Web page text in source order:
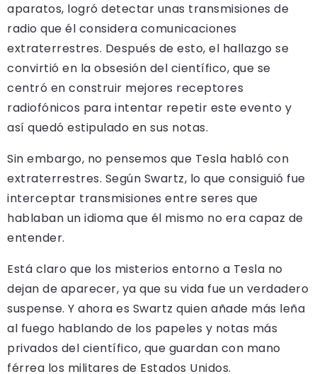
aparatos, logró detectar unas transmisiones de
radio que él considera comunicaciones
extraterrestres. Después de esto, el hallazgo se
convirtió en la obsesión del científico, que se
centró en construir mejores receptores
radiofónicos para intentar repetir este evento y
así quedó estipulado en sus notas.
Sin embargo, no pensemos que Tesla habló con
extraterrestres. Según Swartz, lo que consiguió fue
interceptar transmisiones entre seres que
hablaban un idioma que él mismo no era capaz de
entender.
Está claro que los misterios entorno a Tesla no
dejan de aparecer, ya que su vida fue un verdadero
suspense. Y ahora es Swartz quien añade más leña
al fuego hablando de los papeles y notas más
privados del científico, que guardan con mano
férrea los militares de Estados Unidos.